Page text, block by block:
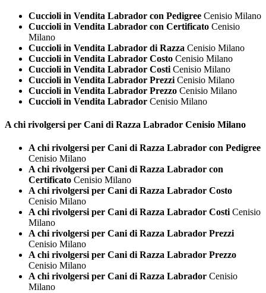
Cuccioli in Vendita Labrador con Pedigree Cenisio Milano
Cuccioli in Vendita Labrador con Certificato Cenisio
Milano
Cuccioli in Vendita Labrador di Razza Cenisio Milano
Cuccioli in Vendita Labrador Costo Cenisio Milano
Cuccioli in Vendita Labrador Costi Cenisio Milano
Cuccioli in Vendita Labrador Prezzi Cenisio Milano
Cuccioli in Vendita Labrador Prezzo Cenisio Milano
Cuccioli in Vendita Labrador Cenisio Milano
A chi rivolgersi per Cani di Razza Labrador Cenisio Milano
A chi rivolgersi per Cani di Razza Labrador con Pedigree
Cenisio Milano
A chi rivolgersi per Cani di Razza Labrador con
Certificato Cenisio Milano
A chi rivolgersi per Cani di Razza Labrador Costo
Cenisio Milano
A chi rivolgersi per Cani di Razza Labrador CostiCenisio
Milano
A chi rivolgersi per Cani di Razza Labrador Prezzi
Cenisio Milano
A chi rivolgersi per Cani di Razza Labrador Prezzo
Cenisio Milano
A chi rivolgersi per Cani di Razza Labrador Cenisio
Milano